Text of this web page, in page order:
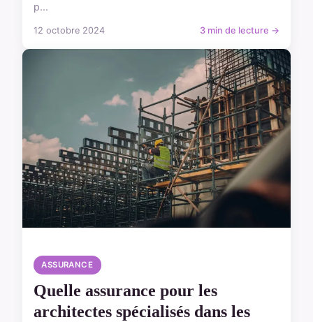
p...
12 octobre 2024 3 min de lecture →
ASSURANCE
Quelle assurance pour les
architectes spécialisés dans les